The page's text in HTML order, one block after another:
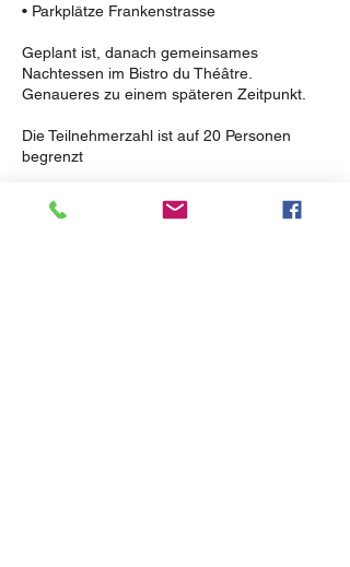
• Parkplätze Frankenstrasse
Geplant ist, danach gemeinsames
Nachtessen im Bistro du Théâtre.
Genaueres zu einem späteren Zeitpunkt.
Die Teilnehmerzahl ist auf 20 Personen
begrenzt
Aus organisatorischen Gründen bitten wir
Euch bis zum 30.04.2024 anzumelden.